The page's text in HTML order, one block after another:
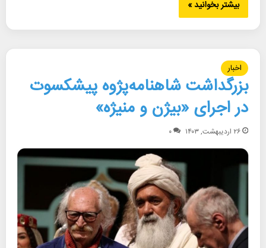
بیشتر بخوانید »
اخبار
بزرگداشت شاهنامه‌پژوه پیشکسوت
در اجرای «بیژن و منیژه»
۲۶ اردیبهشت, ۱۴۰۳ ۰